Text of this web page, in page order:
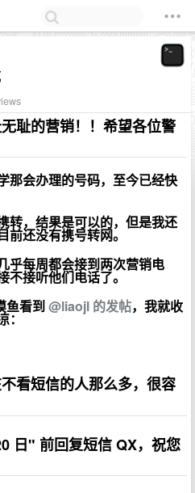
耻的营销！！希望各位警
那会办理的号码，至今已经快
转，结果是可以的，但是我还
还没有携号转网。
乎每周都会接到两次营销电
不接听他们电话了。
鱼看到@liaojl 的发帖，我就收
看短信的人那么多，很容
日" 前回复短信 QX，祝您